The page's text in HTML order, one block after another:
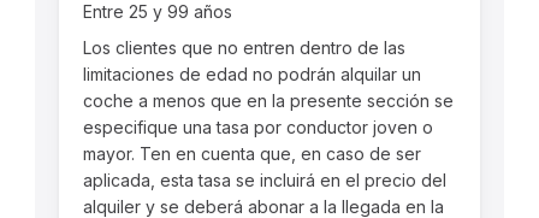
Entre 25 y 99 años
Los clientes que no entren dentro de las
limitaciones de edad no podrán alquilar un
coche a menos que en la presente sección se
especifique una tasa por conductor joven o
mayor. Ten en cuenta que, en caso de ser
aplicada, esta tasa se incluirá en el precio del
alquiler y se deberá abonar a la llegada en la